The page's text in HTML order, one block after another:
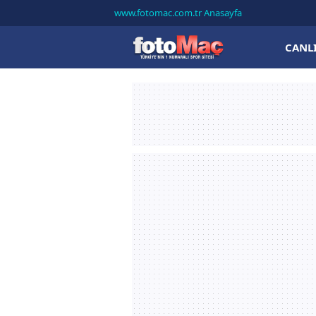
www.fotomac.com.tr Anasayfa